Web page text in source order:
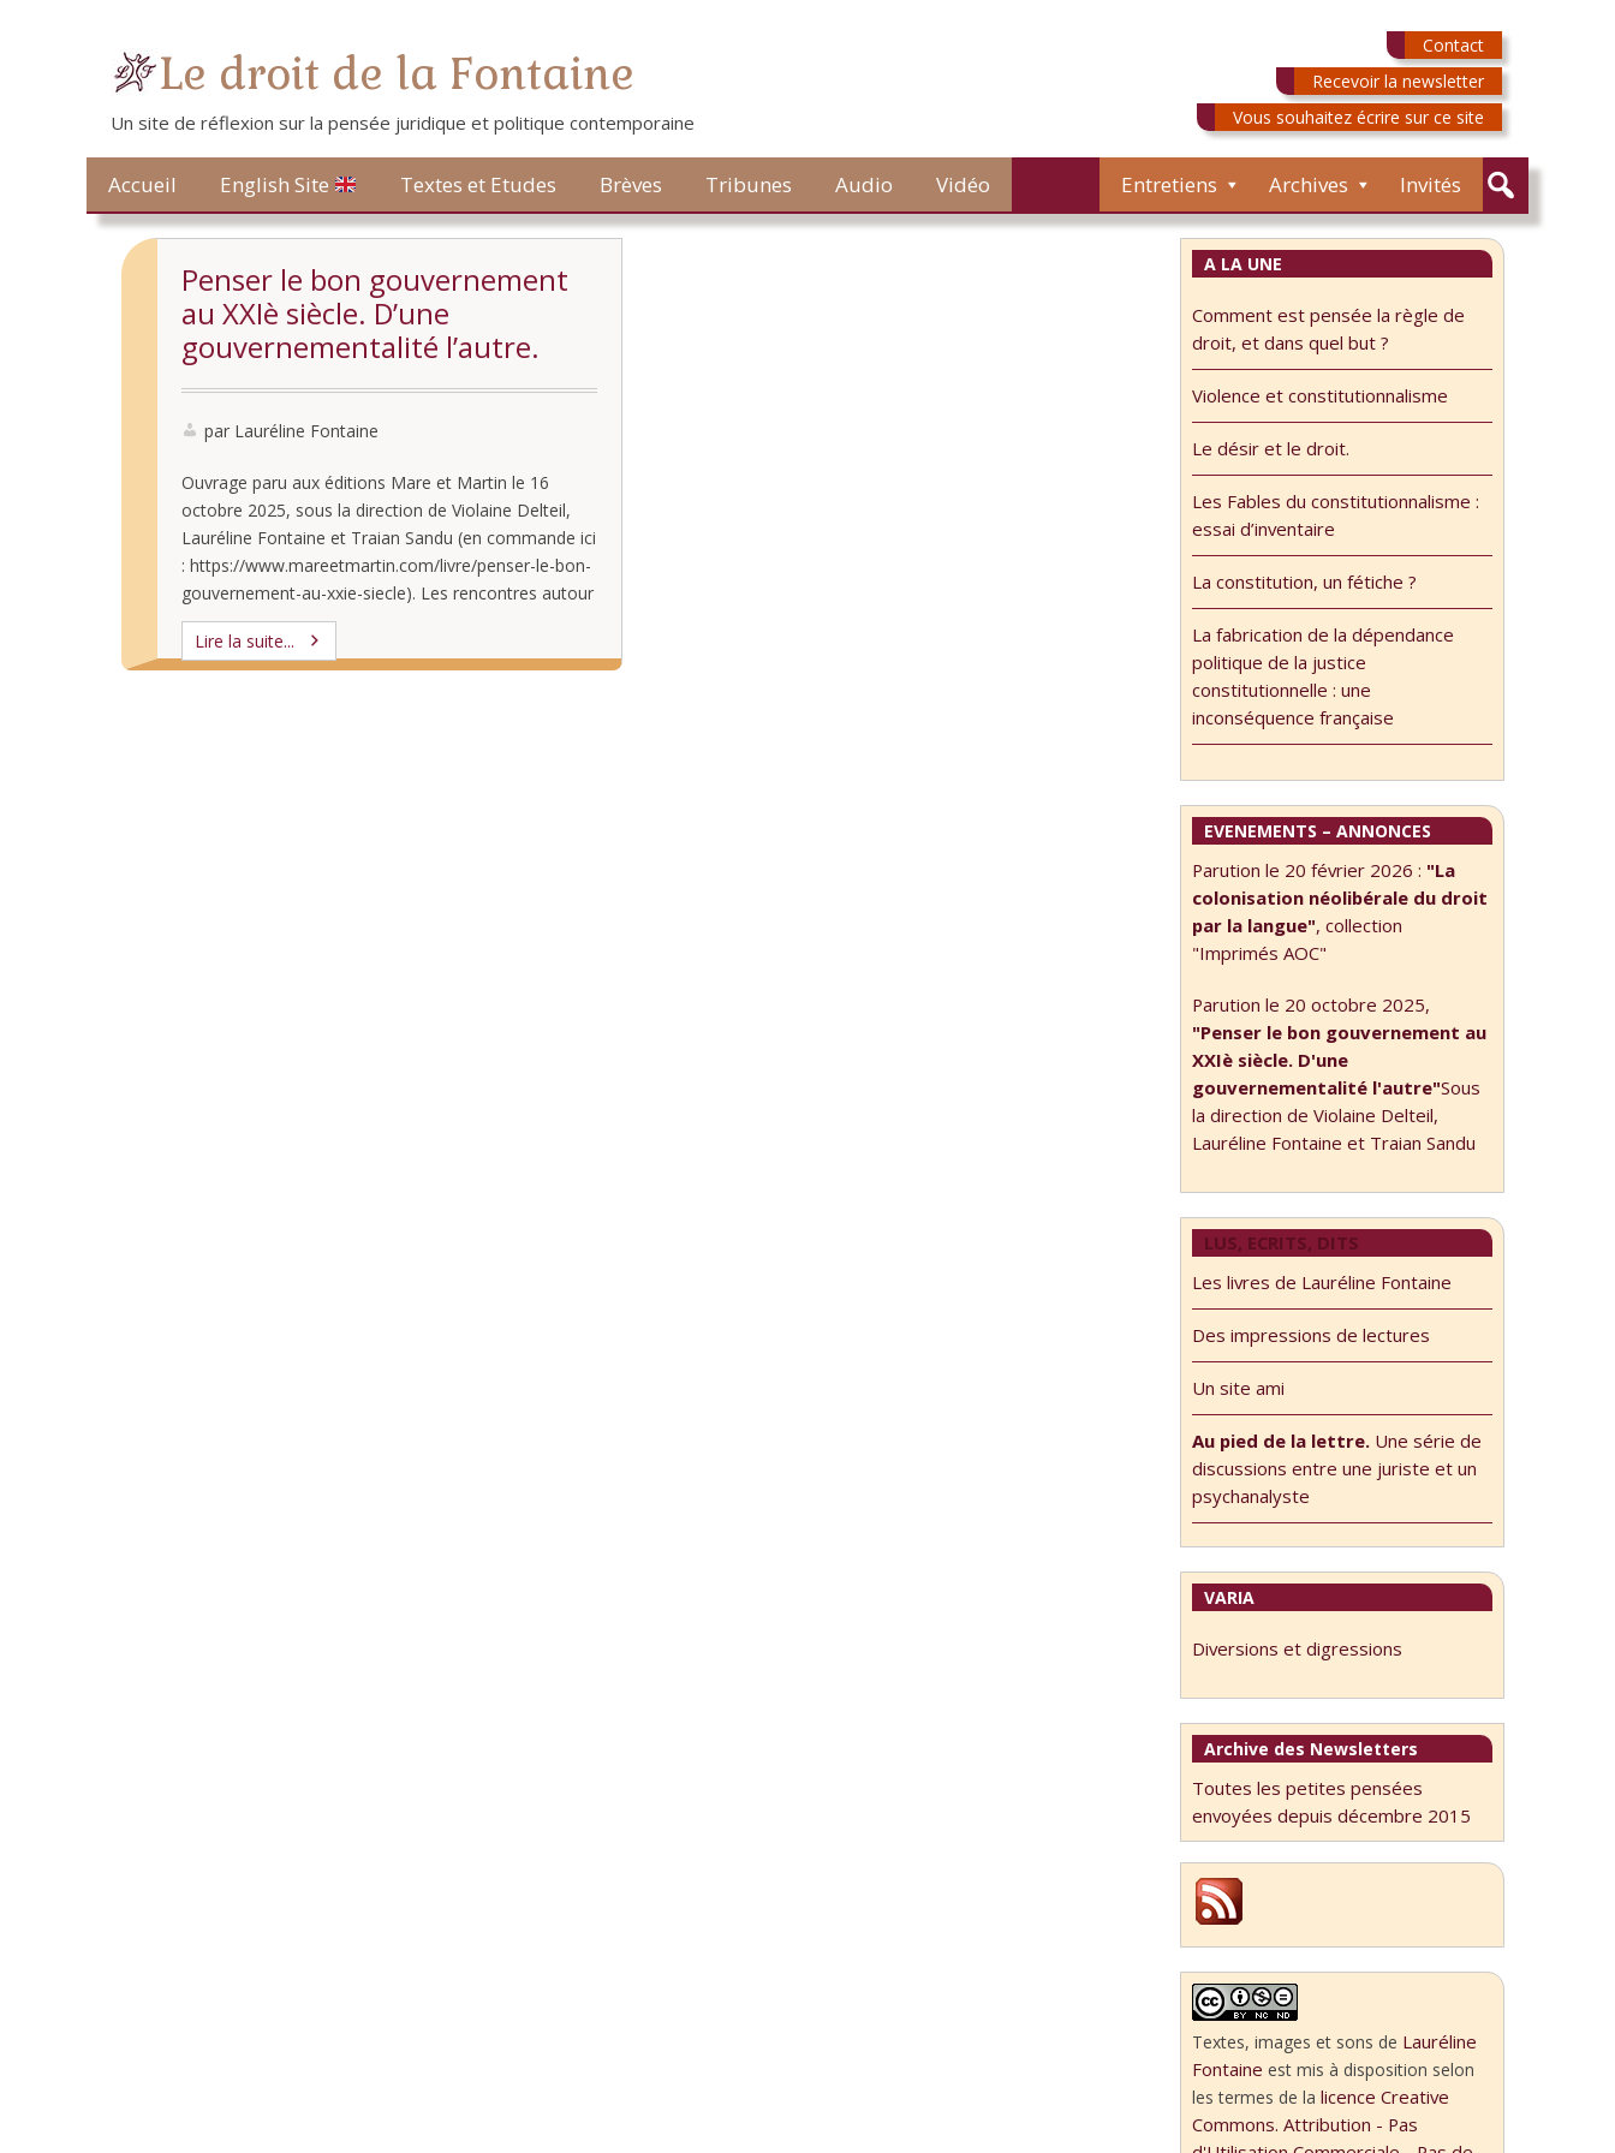
Le droit de la Fontaine
Un site de réflexion sur la pensée juridique et politique contemporaine
Contact
Recevoir la newsletter
Vous souhaitez écrire sur ce site
Contact
Accueil English Site Invités
Archives
Entretiens
Textes et Etudes Brèves Tribunes Audio Vidéo
Penser le bon gouvernement
au XXIè siècle. D’une
gouvernementalité l’autre.
par Lauréline Fontaine
Ouvrage paru aux éditions Mare et Martin le 16
octobre 2025, sous la direction de Violaine Delteil,
Lauréline Fontaine et Traian Sandu (en commande ici
: https://www.mareetmartin.com/livre/penser-le-bon-
gouvernement-au-xxie-siecle). Les rencontres autour
du livre
Lire la suite...
A LA UNE
Comment est pensée la règle de
droit, et dans quel but ?
Violence et constitutionnalisme
Le désir et le droit.
Les Fables du constitutionnalisme :
essai d’inventaire
La constitution, un fétiche ?
La fabrication de la dépendance
politique de la justice
constitutionnelle : une
inconséquence française
EVENEMENTS – ANNONCES
Parution le 20 février 2026 : "La
colonisation néolibérale du droit
par la langue", collection
"Imprimés AOC"
Parution le 20 octobre 2025,
"Penser le bon gouvernement au
XXIè siècle. D'une
gouvernementalité l'autre"Sous
la direction de Violaine Delteil,
Lauréline Fontaine et Traian Sandu
LUS, ECRITS, DITS
Les livres de Lauréline Fontaine
Des impressions de lectures
Un site ami
Au pied de la lettre. Une série de
discussions entre une juriste et un
psychanalyste
VARIA
Diversions et digressions
Archive des Newsletters
Toutes les petites pensées
envoyées depuis décembre 2015
Textes, images et sons de Lauréline
Fontaine est mis à disposition selon
les termes de la licence Creative
Commons. Attribution - Pas